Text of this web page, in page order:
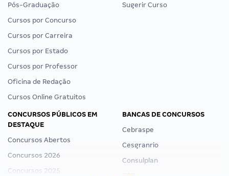
Pós-Graduação
Cursos por Concurso
Cursos por Carreira
Cursos por Estado
Cursos por Professor
Oficina de Redação
Cursos Online Gratuitos
Sugerir Curso
CONCURSOS PÚBLICOS EM
DESTAQUE
Concursos Abertos
Concursos 2026
Concursos 2025
BANCAS DE CONCURSOS
Cebraspe
Cesgranrio
Consulplan